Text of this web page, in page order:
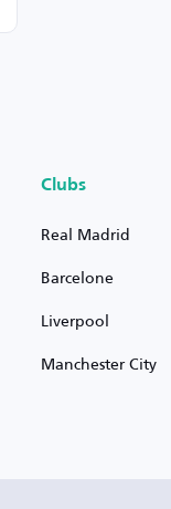
Clubs
Real Madrid
Barcelone
Liverpool
Manchester City